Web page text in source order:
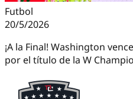
Futbol
20/5/2026
¡A la Final! Washington
por el título de la W